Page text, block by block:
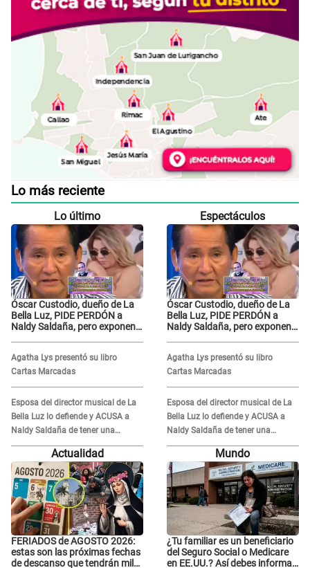
Lo más reciente
Lo último
Óscar Custodio, dueño de La
Bella Luz, PIDE PERDÓN a
Naldy Saldaña, pero exponen
grabar"
Agatha Lys presentó su libro
Cartas Marcadas
Esposa del director musical de La
Bella Luz lo defiende y ACUSA a
Naldy Saldaña de tener una
relación con él y otros integrantes
Espectáculos
Óscar Custodio, dueño de La
Bella Luz, PIDE PERDÓN a
Naldy Saldaña, pero exponen
grabar"
Agatha Lys presentó su libro
Cartas Marcadas
Esposa del director musical de La
Bella Luz lo defiende y ACUSA a
Naldy Saldaña de tener una
relación con él y otros integrantes
Actualidad
FERIADOS de AGOSTO 2026:
estas son las próximas fechas
de descanso que tendrán miles
Mundo
¿Tu familiar es un beneficiario
del Seguro Social o Medicare
en EE.UU.? Así debes informar